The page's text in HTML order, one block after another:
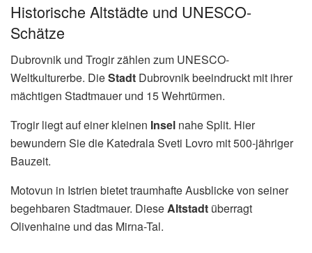
Historische Altstädte und UNESCO-
Schätze
Dubrovnik und Trogir zählen zum UNESCO-
Weltkulturerbe. DieStadt Dubrovnik beeindruckt mit ihrer
mächtigen Stadtmauer und 15 Wehrtürmen.
Trogir liegt auf einer kleinen Insel nahe Split. Hier
bewundern Sie die Katedrala Sveti Lovro mit 500-jähriger
Bauzeit.
Motovun in Istrien bietet traumhafte Ausblicke von seiner
begehbaren Stadtmauer. DieseAltstadt überragt
Olivenhaine und das Mirna-Tal.